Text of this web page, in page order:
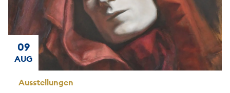
Ausstellungen
09
AUG